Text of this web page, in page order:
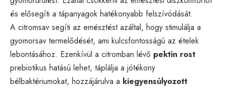
és elősegíti a tápanyagok hatékonyabb felszívódását.
A citromsav segíti az emésztést azáltal, hogy stimulálja a
gyomorsav termelődését, ami kulcsfontosságú az ételek
lebontásához. Ezenkívül a citromban lévő pektin rost
prebiotikus hatású lehet, táplálja a jótékony
bélbaktériumokat, hozzájárulva a kiegyensúlyozott